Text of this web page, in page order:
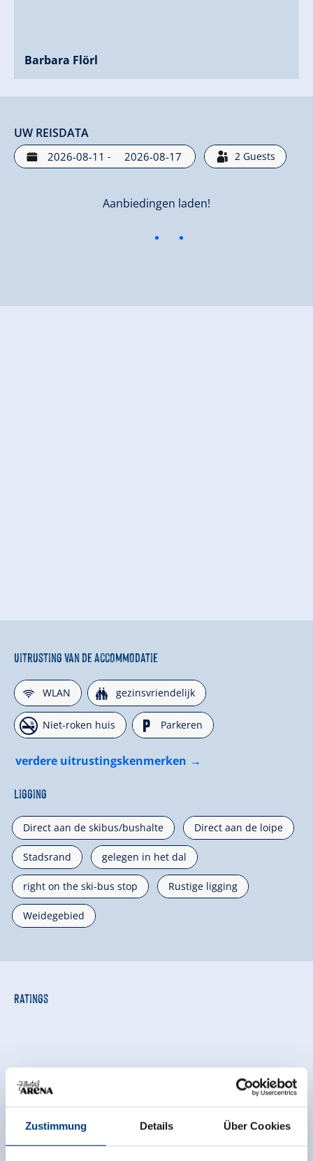
Zustimmung Details Über Cookies
Barbara Flörl
UW REISDATA
- 2 Guests
Aanbiedingen laden!
Uitrusting van de accommodatie
🜉WLAN 🍺gezinsvriendelijk
🏝Niet-roken huis 🐈Parkeren
verdere uitrustingskenmerken
Ligging
Direct aan de skibus/bushalte Direct aan de loipe
Stadsrand gelegen in het dal
right on the ski-bus stop Rustige ligging
Weidegebied
Ratings